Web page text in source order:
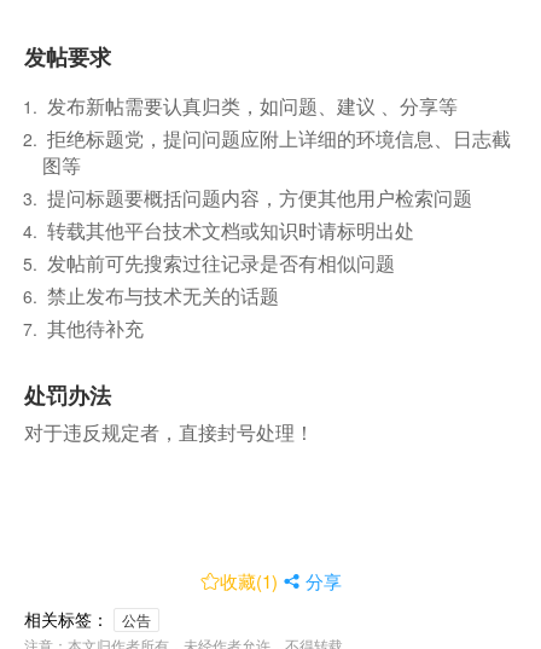
发帖要求
发布新帖需要认真归类，如问题、建议 、分享等
拒绝标题党，提问问题应附上详细的环境信息、日志截
图等
提问标题要概括问题内容，方便其他用户检索问题
转载其他平台技术文档或知识时请标明出处
发帖前可先搜索过往记录是否有相似问题
禁止发布与技术无关的话题
其他待补充
处罚办法
对于违反规定者，直接封号处理！
收藏(1)  分享
相关标签： 公告